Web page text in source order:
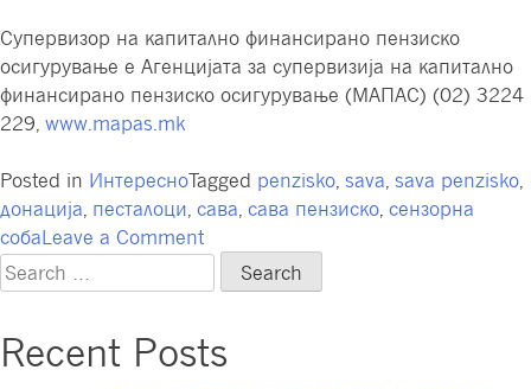
Супервизор на капитално финансирано пензиско
осигурување е Агенцијата за супервизија на капитално
финансирано пензиско осигурување (МАПАС) (02) 3224
229, www.mapas.mk
Posted in ИнтересноTagged penzisko sava sava penzisko
донација песталоци сава сава пензиско сензорна
собаLeave a Commenton
Сава
пензиско
а.д.
Search
for:
Recent Posts